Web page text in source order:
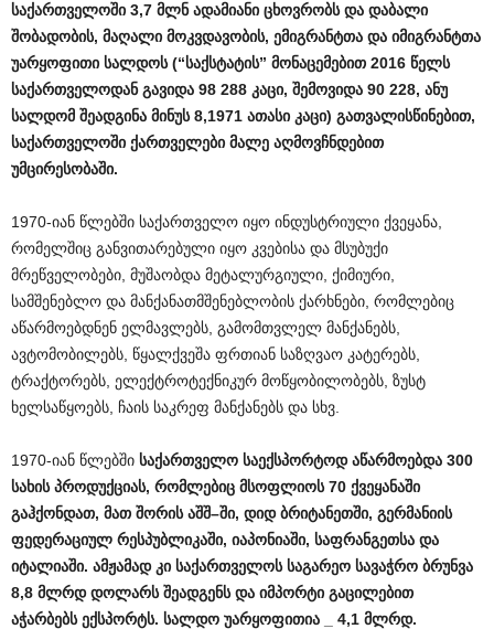
საქართველოში 3,7 მლნ ადამიანი ცხოვრობს და დაბალი
შობადობის, მაღალი მოკვდავობის, ემიგრანტთა და იმიგრანტთა
უარყოფითი სალდოს(“საქსტატის” მონაცემებით 2016 წელს
საქართველოდან გავიდა 98 288 კაცი, შემოვიდა 90 228, ანუ
სალდომ შეადგინა მინუს8,1971 ათასი კაცი) გათვალისწინებით,
საქართველოში ქართველები მალე აღმოვჩნდებით
უმცირესობაში.
1970-იან წლებში საქართველო იყო ინდუსტრიული ქვეყანა,
რომელშიც განვითარებული იყო კვებისა და მსუბუქი
მრეწველობები, მუშაობდა მეტალურგიული, ქიმიური,
სამშენებლო და მანქანათმშენებლობის ქარხნები, რომლებიც
აწარმოებდნენ ელმავლებს, გამომთვლელ მანქანებს,
ავტომობილებს, წყალქვეშა ფრთიან საზღვაო კატერებს,
ტრაქტორებს, ელექტროტექნიკურ მოწყობილობებს, ზუსტ
ხელსაწყოებს, ჩაის საკრეფ მანქანებს და სხვ.
1970-იან წლებში საქართველო საექსპორტოდ აწარმოებდა 300
სახის პროდუქციას, რომლებიც მსოფლიოს70 ქვეყანაში
გაჰქონდათ, მათ შორის აშშ–ში, დიდ ბრიტანეთში, გერმანიის
ფედერაციულ რესპუბლიკაში, იაპონიაში, საფრანგეთსა და
იტალიაში. ამჟამად კი საქართველოს საგარეო სავაჭრო ბრუნვა
8,8 მლრდ დოლარს შეადგენს და იმპორტი გაცილებით
აჭარბებს ექსპორტს. სალდო უარყოფითია _ 4,1 მლრდ.